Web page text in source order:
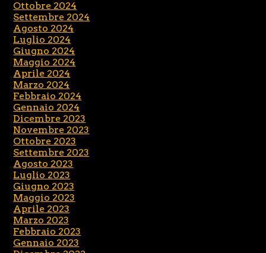
Ottobre 2024
Settembre 2024
Agosto 2024
Luglio 2024
Giugno 2024
Maggio 2024
Aprile 2024
Marzo 2024
Febbraio 2024
Gennaio 2024
Dicembre 2023
Novembre 2023
Ottobre 2023
Settembre 2023
Agosto 2023
Luglio 2023
Giugno 2023
Maggio 2023
Aprile 2023
Marzo 2023
Febbraio 2023
Gennaio 2023